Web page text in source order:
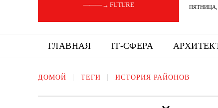
———→ FUTURE ПЯТНИЦА,
ГЛАВНАЯ ІТ-СФЕРА
ДОМОЙ ТЕГИ ИСТОРИЯ РАЙОНОВ